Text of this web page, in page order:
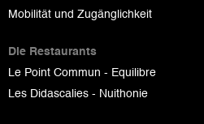
Mobilität und Zugänglichkeit
Die Restaurants
Le Point Commun - Equilibre
Les Didascalies - Nuithonie